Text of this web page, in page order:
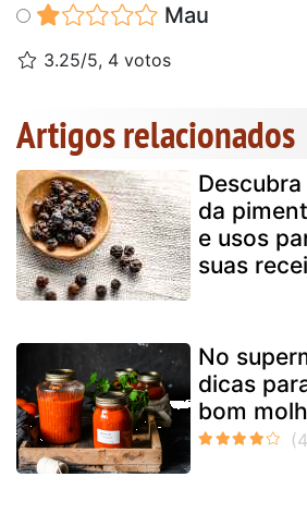
Mau
3.25/5, 4 votos
Artigos relacionados
da
e usos
suas
No
dicas
bom